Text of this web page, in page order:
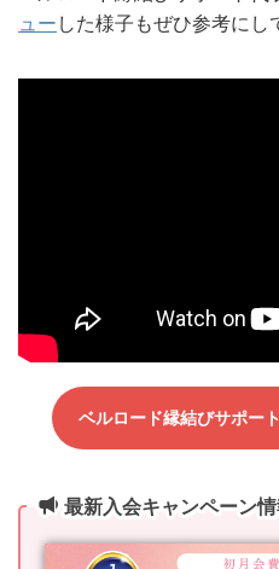
ュー した様子もぜひ参考にし
ベルロード縁結びサポー
最新入会キャンペーン